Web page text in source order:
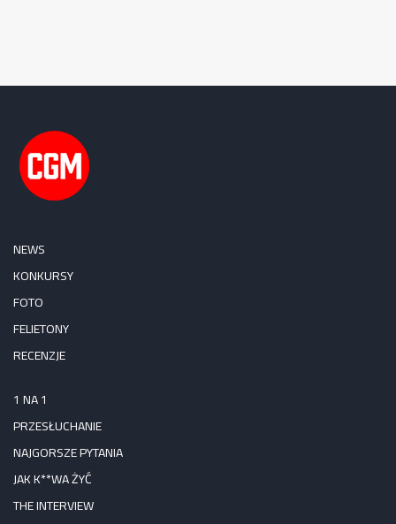
NEWS
KONKURSY
FOTO
FELIETONY
RECENZJE
1 NA 1
PRZESŁUCHANIE
NAJGORSZE PYTANIA
JAK K**WA ŻYĆ
THE INTERVIEW